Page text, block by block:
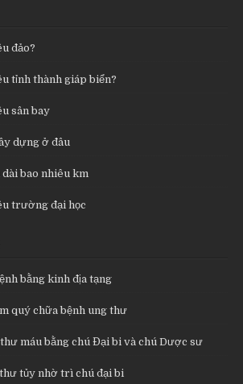
đảo?
tỉnh thành giáp biển?
sân bay
dựng ở đâu
bao nhiêu km
trường đại học
bằng kinh địa tạng
quý chữa bệnh ung thư
máu bằng chú Đại bi và chú Dược sư
tủy nhờ trì chú đại bi